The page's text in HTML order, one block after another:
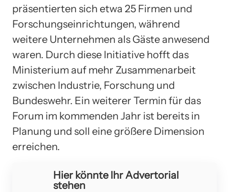
präsentierten sich etwa 25 Firmen und
Forschungseinrichtungen, während
weitere Unternehmen als Gäste anwesend
waren. Durch diese Initiative hofft das
Ministerium auf mehr Zusammenarbeit
zwischen Industrie, Forschung und
Bundeswehr. Ein weiterer Termin für das
Forum im kommenden Jahr ist bereits in
Planung und soll eine größere Dimension
erreichen.
Hier könnte Ihr Advertorial
stehen